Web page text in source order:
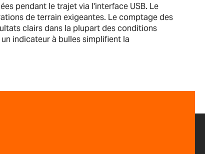
pendant le trajet via l'interface USB. Le
de terrain exigeantes. Le comptage des
clairs dans la plupart des conditions
indicateur à bulles simplifient la